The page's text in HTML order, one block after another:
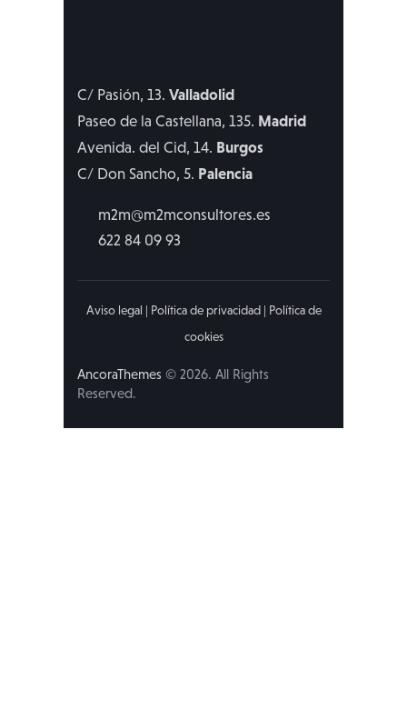
C/ Pasión, 13. Valladolid
Paseo de la Castellana, 135. Madrid
Avenida. del Cid, 14. Burgos
C/ Don Sancho, 5. Palencia
m2m@m2mconsultores.es
622 84 09 93
Aviso legal Política de privacidad
Política de
cookies
AncoraThemes © 2026. All Rights
Reserved.